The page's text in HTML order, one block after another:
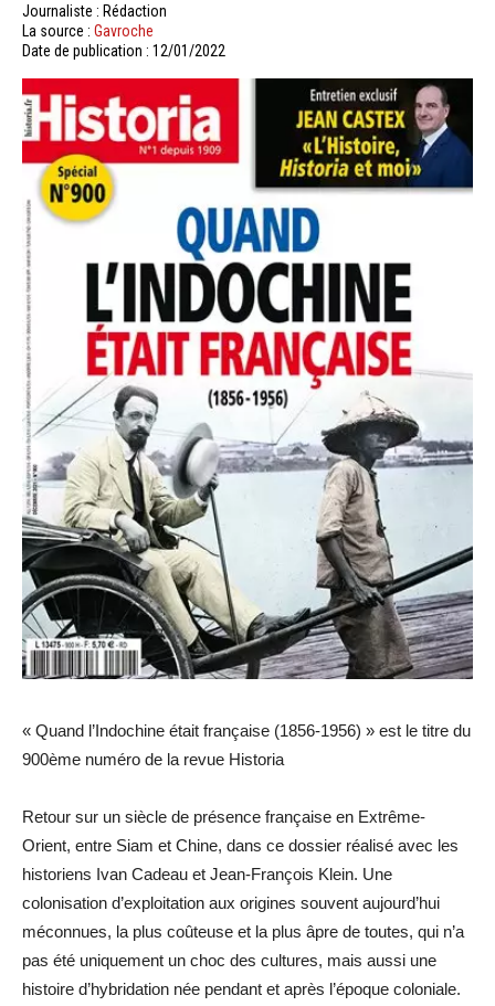
Journaliste : Rédaction
La source : Gavroche
Date de publication : 12/01/2022
« Quand l’Indochine était française (1856-1956) » est le titre du
900ème numéro de la revue Historia
Retour sur un siècle de présence française en Extrême-
Orient, entre Siam et Chine, dans ce dossier réalisé avec les
historiens Ivan Cadeau et Jean-François Klein. Une
colonisation d’exploitation aux origines souvent aujourd’hui
méconnues, la plus coûteuse et la plus âpre de toutes, qui n’a
pas été uniquement un choc des cultures, mais aussi une
histoire d’hybridation née pendant et après l’époque coloniale.